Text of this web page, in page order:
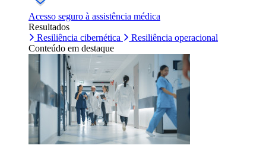
Acesso seguro à assistência médica
Resultados
Resiliência cibernética
Resiliência operacional
Conteúdo em destaque